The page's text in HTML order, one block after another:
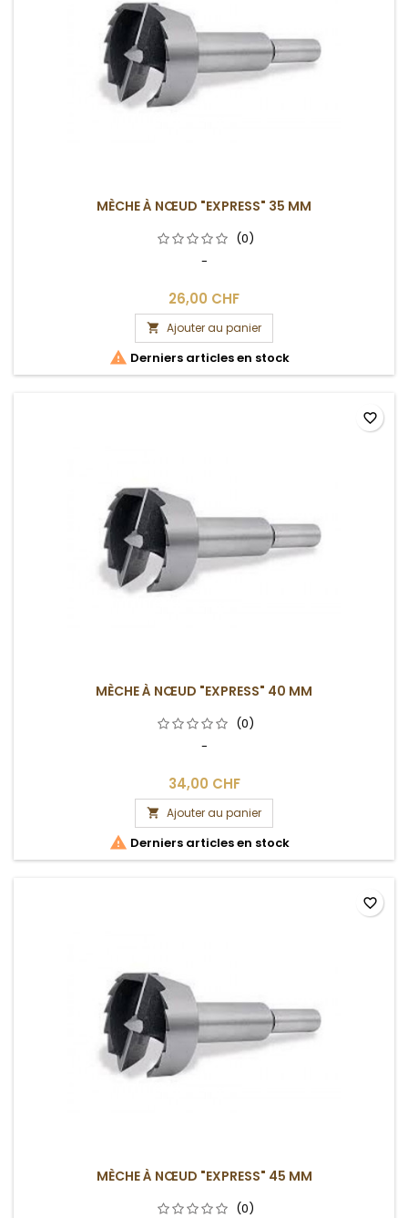
MÈCHE À NŒUD "EXPRESS" 35 MM
(0)
-
26,00 CHF
 Ajouter au panier
 Derniers articles en stock
MÈCHE À NŒUD "EXPRESS" 40 MM
(0)
-
34,00 CHF
 Ajouter au panier
 Derniers articles en stock
favorite_border
MÈCHE À NŒUD "EXPRESS" 45 MM
(0)
favorite_border